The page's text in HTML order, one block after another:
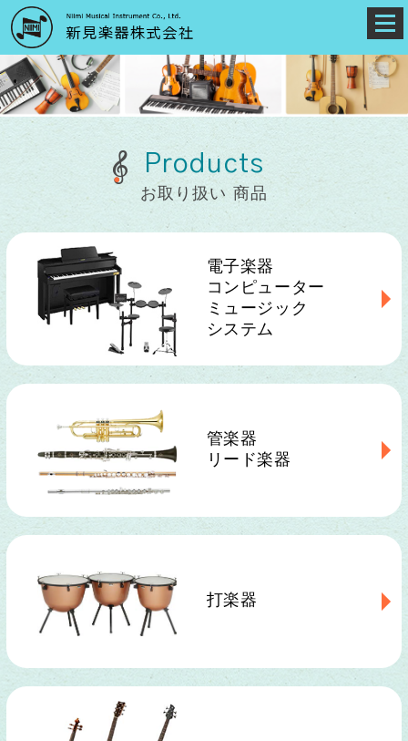
Products
お取り扱い 商品
電子楽器
コンピューター
ミュージック
システム
管楽器
リード楽器
打楽器